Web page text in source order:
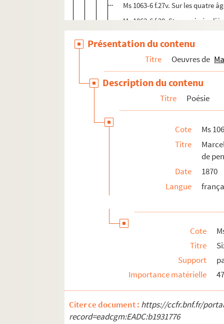
Ms 1063-6 f.27v. Sur les quatre
Ms 1063-6 f.28. Stances
Ms 1063-6 f.33v. Le petit
Ms 1063-6 f.34v. Aux sons de
Ms 1063-6 f.35. Enfant ! ne
Ms 1063-6 f.36. Élégie. Peut-
Ms 1063-6 f.37. Élégie. Que
Ms 1063-6 f.38. Le départ
Ms 1063-6 f.39. Élégie. Ma
Ms 1063-6 f.41. Respectez
Ms 1063-6 f.44. Le petit Arthur.
Ms 1063-6 f.47. Élégie. Quoi !
Ms 1063-6 f.50. Élégie. Oui toi,
Ms 1063-6 f.52. L’avez-vous
Présentation du contenu
Titre Oeuvres de
Description du contenu
Titre Poésie
Cote
Ms
Titre
de
Date
1870
Langue
Cote
Titre
Support
Importance matérielle
Citer ce document : https://ccfr.bnf.fr/
record=eadcgm:EADC:b1931776